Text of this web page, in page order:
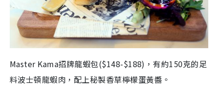
Master Kama招牌龍蝦包($148-$188)，有約150克的足
料波士頓龍蝦肉，配上秘製香草檸檬蛋黃醬。